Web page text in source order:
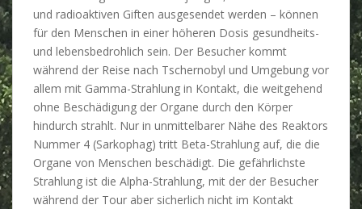
und radioaktiven Giften ausgesendet werden – können
für den Menschen in einer höheren Dosis gesundheits-
und lebensbedrohlich sein. Der Besucher kommt
während der Reise nach Tschernobyl und Umgebung vor
allem mit Gamma-Strahlung in Kontakt, die weitgehend
ohne Beschädigung der Organe durch den Körper
hindurch strahlt. Nur in unmittelbarer Nähe des Reaktors
Nummer 4 (Sarkophag) tritt Beta-Strahlung auf, die die
Organe von Menschen beschädigt. Die gefährlichste
Strahlung ist die Alpha-Strahlung, mit der der Besucher
während der Tour aber sicherlich nicht im Kontakt